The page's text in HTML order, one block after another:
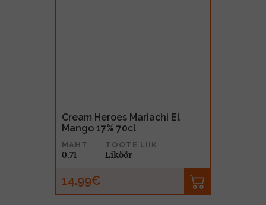
Cream Heroes Mariachi El
Mango 17% 70cl
MAHT
0.7l
TOOTE LIIK
Liköör
14.99€